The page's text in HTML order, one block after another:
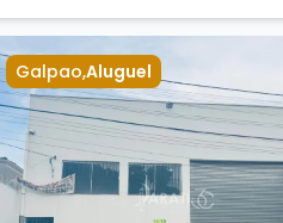
Galpao,Aluguel